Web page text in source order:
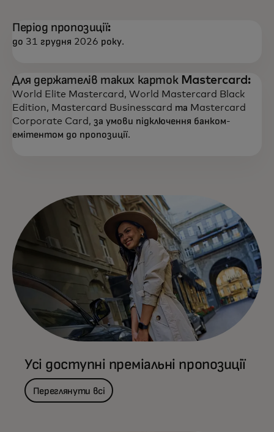
Період пропозиції:
до 31 грудня 2026 року.
Для держателів таких карток Mastercard:
World Elite Mastercard, World Mastercard Black
Edition, Mastercard Businesscard та Mastercard
Corporate Card, за умови підключення банком-
емітентом до пропозиції.
Усі доступні преміальні пропозиції
Переглянути всі